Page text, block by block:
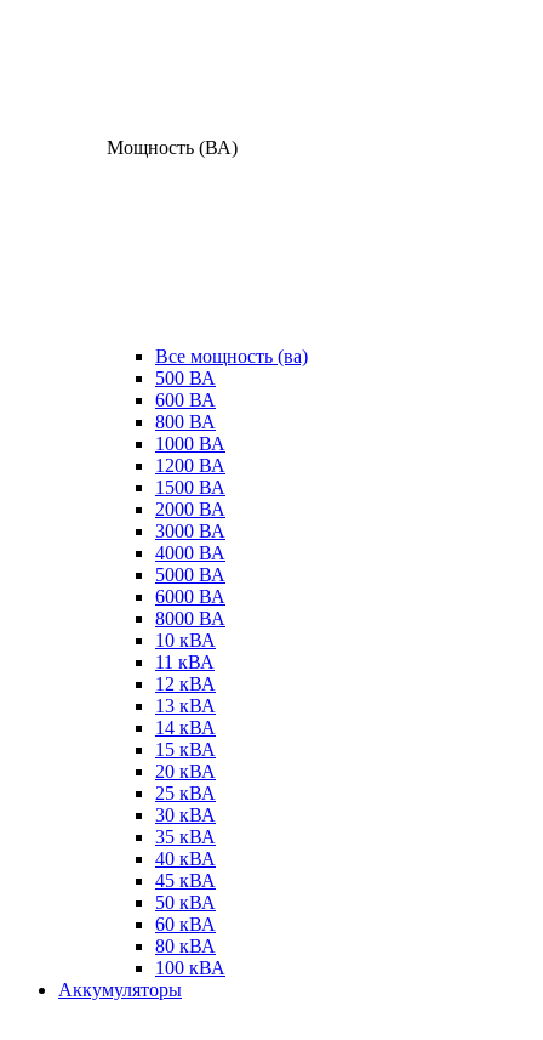
Мощность (ВА)
Все мощность (ва)
500 ВА
600 ВА
800 ВА
1000 ВА
1200 ВА
1500 ВА
2000 ВА
3000 ВА
4000 ВА
5000 ВА
6000 ВА
8000 ВА
10 кВА
11 кВА
12 кВА
13 кВА
14 кВА
15 кВА
20 кВА
25 кВА
30 кВА
35 кВА
40 кВА
45 кВА
50 кВА
60 кВА
80 кВА
100 кВА
Аккумуляторы